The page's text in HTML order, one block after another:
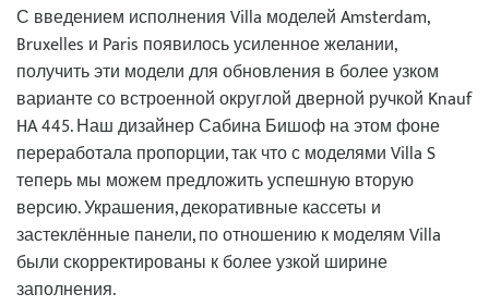
С введением исполнения Villa моделей Amsterdam,
Bruxelles и Paris появилось усиленное желании,
получить эти модели для обновления в более узком
варианте со встроенной округлой дверной ручкой Knauf
HA 445. Наш дизайнер Сабина Бишоф на этом фоне
переработала пропорции, так что с моделями Villa S
теперь мы можем предложить успешную вторую
версию. Украшения, декоративные кассеты и
застеклённые панели, по отношению к моделям Villa
были скорректированы к более узкой ширине
заполнения.